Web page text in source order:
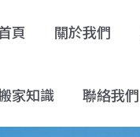
頁 關於我們
家知識 聯絡我們